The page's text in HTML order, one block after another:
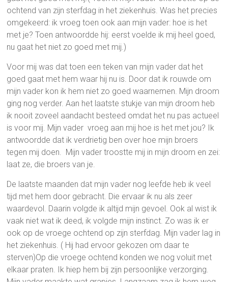
ochtend van zijn sterfdag in het ziekenhuis. Was het precies
omgekeerd: ik vroeg toen ook aan mijn vader: hoe is het
met je? Toen antwoordde hij: eerst voelde ik mij heel goed,
nu gaat het niet zo goed met mij.)
Voor mij was dat toen een teken van mijn vader dat het
goed gaat met hem waar hij nu is. Door dat ik rouwde om
mijn vader kon ik hem niet zo goed waarnemen. Mijn droom
ging nog verder. Aan het laatste stukje van mijn droom heb
ik nooit zoveel aandacht besteed omdat het nu pas actueel
is voor mij. Mijn vader vroeg aan mij hoe is het met jou? Ik
antwoordde dat ik verdrietig ben over hoe mijn broers
tegen mij doen. Mijn vader troostte mij in mijn droom en zei:
laat ze, die broers van je.
De laatste maanden dat mijn vader nog leefde heb ik veel
tijd met hem door gebracht. Die ervaar ik nu als zeer
waardevol. Daarin volgde ik altijd mijn gevoel. Ook al wist ik
vaak niet wat ik deed, ik volgde mijn instinct. Zo was ik er
ook op de vroege ochtend op zijn sterfdag. Mijn vader lag in
het ziekenhuis. ( Hij had ervoor gekozen om daar te
sterven)Op die vroege ochtend konden we nog voluit met
elkaar praten. Ik hiep hem bij zijn persoonlijke verzorging.